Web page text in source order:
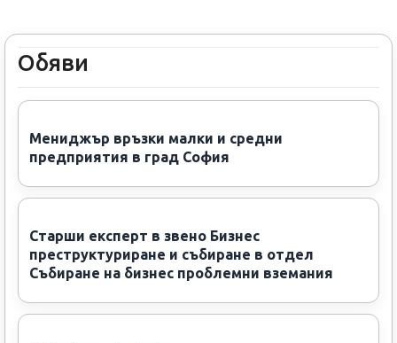
Обяви
Мениджър връзки малки и средни
предприятия в град София
Старши експерт в звено Бизнес
преструктуриране и събиране в отдел
Събиране на бизнес проблемни вземания